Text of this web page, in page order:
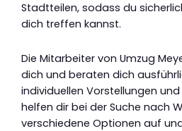
Stadtteilen, sodass du
dich treffen kannst.
Die Mitarbeiter von Umzug
dich und beraten dich
individuellen Vorstellungen
helfen dir bei der Suche nach
verschiedene Optionen auf